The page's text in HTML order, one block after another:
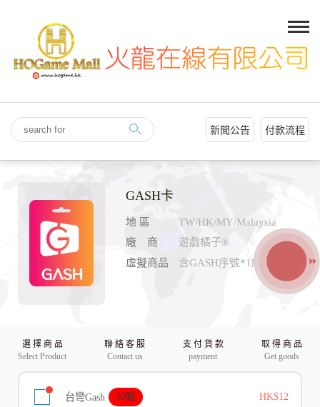
新聞公告 付款流程
GASH卡
地 區
TW/HK/MY/Malaysia
廠 商
遊戲橘子®
虛擬商品
含GASH序號*1組
選 擇 商 品
Select Product
聯 絡 客 服
Contact us
支 付 貨 款
payment
取 得 商 品
Get goods
台彎Gash 50點 HK$12